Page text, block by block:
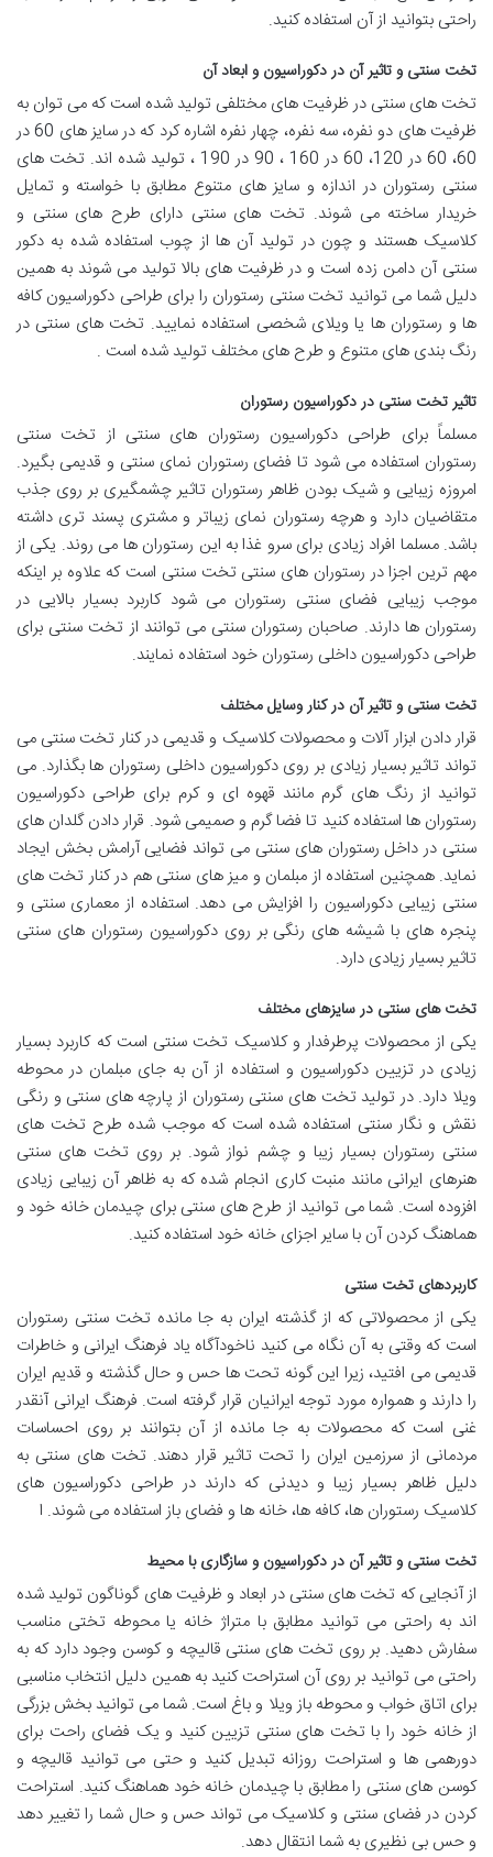
راحتی بتوانید از آن استفاده کنید.
تخت سنتی و تاثیر آن در دکوراسیون و ابعاد آن
تخت های سنتی در ظرفیت های مختلفی تولید شده است که می توان به
ظرفیت های دو نفره، سه نفره، چهار نفره اشاره کرد که در سایز های 60 در
60، 60 در 120، 60 در 160 ، 90 در 190 ، تولید شده اند. تخت های
سنتی رستوران در اندازه و سایز های متنوع مطابق با خواسته و تمایل
خریدار ساخته می شوند. تخت های سنتی دارای طرح های سنتی و
کلاسیک هستند و چون در تولید آن ها از چوب استفاده شده به دکور
سنتی آن دامن زده است و در ظرفیت های بالا تولید می شوند به همین
دلیل شما می توانید تخت سنتی رستوران را برای طراحی دکوراسیون کافه
ها و رستوران ها یا ویلای شخصی استفاده نمایید. تخت های سنتی در
رنگ بندی های متنوع و طرح های مختلف تولید شده است .
تاثیر تخت سنتی در دکوراسیون رستوران
مسلماً برای طراحی دکوراسیون رستوران های سنتی از تخت سنتی
رستوران استفاده می شود تا فضای رستوران نمای سنتی و قدیمی بگیرد.
امروزه زیبایی و شیک بودن ظاهر رستوران تاثیر چشمگیری بر روی جذب
متقاضیان دارد و هرچه رستوران نمای زیباتر و مشتری پسند تری داشته
باشد. مسلما افراد زیادی برای سرو غذا به این رستوران ها می روند. یکی از
مهم ترین اجزا در رستوران های سنتی تخت سنتی است که علاوه بر اینکه
موجب زیبایی فضای سنتی رستوران می شود کاربرد بسیار بالایی در
رستوران ها دارند. صاحبان رستوران سنتی می توانند از تخت سنتی برای
طراحی دکوراسیون داخلی رستوران خود استفاده نمایند.
تخت سنتی و تاثیر آن در کنار وسایل مختلف
قرار دادن ابزار آلات و محصولات کلاسیک و قدیمی در کنار تخت سنتی می
تواند تاثیر بسیار زیادی بر روی دکوراسیون داخلی رستوران ها بگذارد. می
توانید از رنگ های گرم مانند قهوه ای و کرم برای طراحی دکوراسیون
رستوران ها استفاده کنید تا فضا گرم و صمیمی شود. قرار دادن گلدان های
سنتی در داخل رستوران های سنتی می تواند فضایی آرامش بخش ایجاد
نماید. همچنین استفاده از مبلمان و میز های سنتی هم در کنار تخت های
سنتی زیبایی دکوراسیون را افزایش می دهد. استفاده از معماری سنتی و
پنجره های با شیشه های رنگی بر روی دکوراسیون رستوران های سنتی
تاثیر بسیار زیادی دارد.
تخت های سنتی در سایزهای مختلف
یکی از محصولات پرطرفدار و کلاسیک تخت سنتی است که کاربرد بسیار
زیادی در تزیین دکوراسیون و استفاده از آن به جای مبلمان در محوطه
ویلا دارد. در تولید تخت های سنتی رستوران از پارچه های سنتی و رنگی
نقش و نگار سنتی استفاده شده است که موجب شده طرح تخت های
سنتی رستوران بسیار زیبا و چشم نواز شود. بر روی تخت های سنتی
هنرهای ایرانی مانند منبت کاری انجام شده که به ظاهر آن زیبایی زیادی
افزوده است. شما می توانید از طرح های سنتی برای چیدمان خانه خود و
هماهنگ کردن آن با سایر اجزای خانه خود استفاده کنید.
کاربردهای تخت سنتی
یکی از محصولاتی که از گذشته ایران به جا مانده تخت سنتی رستوران
است که وقتی به آن نگاه می کنید ناخودآگاه یاد فرهنگ ایرانی و خاطرات
قدیمی می افتید، زیرا این گونه تحت ها حس و حال گذشته و قدیم ایران
را دارند و همواره مورد توجه ایرانیان قرار گرفته است. فرهنگ ایرانی آنقدر
غنی است که محصولات به جا مانده از آن بتوانند بر روی احساسات
مردمانی از سرزمین ایران را تحت تاثیر قرار دهند. تخت های سنتی به
دلیل ظاهر بسیار زیبا و دیدنی که دارند در طراحی دکوراسیون های
کلاسیک رستوران ها، کافه ها، خانه ها و فضای باز استفاده می شوند. ا
تخت سنتی و تاثیر آن در دکوراسیون و سازگاری با محیط
از آنجایی که تخت های سنتی در ابعاد و ظرفیت های گوناگون تولید شده
اند به راحتی می توانید مطابق با متراژ خانه یا محوطه تختی مناسب
سفارش دهید. بر روی تخت های سنتی قالیچه و کوسن وجود دارد که به
راحتی می توانید بر روی آن استراحت کنید به همین دلیل انتخاب مناسبی
برای اتاق خواب و محوطه باز ویلا و باغ است. شما می توانید بخش بزرگی
از خانه خود را با تخت های سنتی تزیین کنید و یک فضای راحت برای
دورهمی ها و استراحت روزانه تبدیل کنید و حتی می توانید قالیچه و
کوسن های سنتی را مطابق با چیدمان خانه خود هماهنگ کنید. استراحت
کردن در فضای سنتی و کلاسیک می تواند حس و حال شما را تغییر دهد
و حس بی نظیری به شما انتقال دهد.